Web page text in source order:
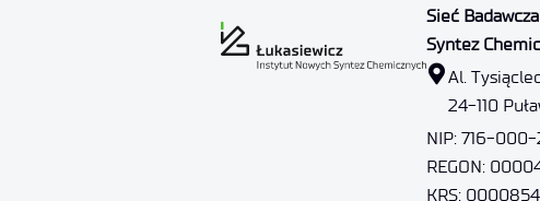
Sieć
Syntez
Al.
24-110
NIP: 716-
REGON:
KRS: